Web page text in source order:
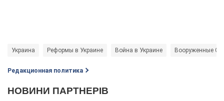
Украина Реформы в Украине Война в Украине Вооруженные
Редакционная политика